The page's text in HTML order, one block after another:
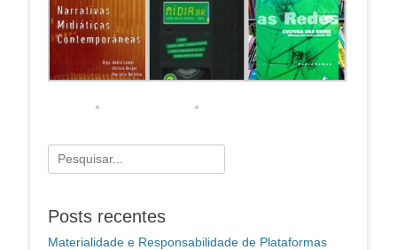
Pesquisar
por:
Posts recentes
Materialidade e Responsabilidade de Plataformas